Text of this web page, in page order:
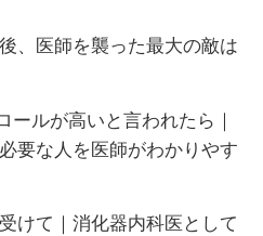
、医師を襲った最大の敵は
ールが高いと言われたら｜
要な人を医師がわかりやす
けて｜消化器内科医として